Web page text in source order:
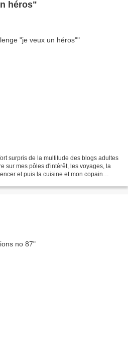
héros"
surpris de la multitude des blogs adultes
sur mes pôles d'intérêt, les voyages, la
et puis la cuisine et mon copain